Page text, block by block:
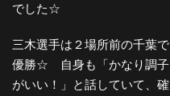
でした☆
三木選手は２場所前の千葉で
優勝☆ 自身も「かなり調子
がいい！」と話していて、確